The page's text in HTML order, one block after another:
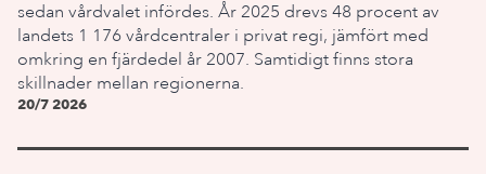
sedan vårdvalet infördes. År 2025 drevs 48 procent av
landets 1 176 vårdcentraler i privat regi, jämfört med
omkring en fjärdedel år 2007. Samtidigt finns stora
skillnader mellan regionerna.
20/7 2026